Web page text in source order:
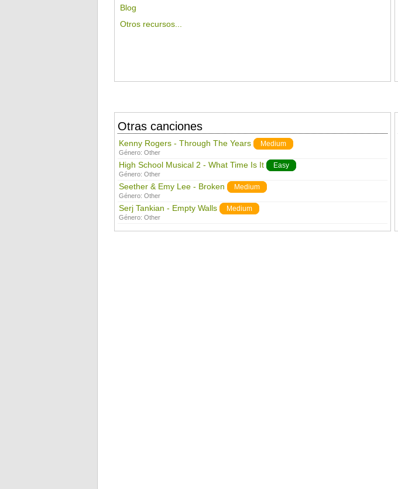
Blog
Otros recursos...
Otras canciones
Kenny Rogers - Through The Years Medium
Género: Other
High School Musical 2 - What Time Is It Easy
Género: Other
Seether & Emy Lee - Broken Medium
Género: Other
Serj Tankian - Empty Walls Medium
Género: Other